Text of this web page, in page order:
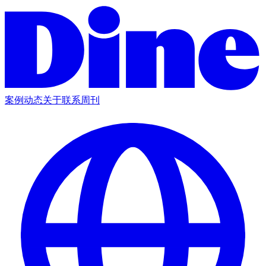
案例动态关于联系周刊